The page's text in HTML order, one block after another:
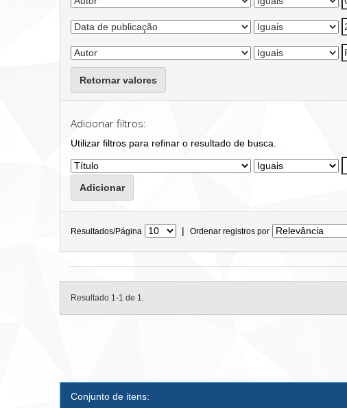
Retornar valores
Adicionar filtros:
Utilizar filtros para refinar o resultado de busca.
Resultados/Página | Ordenar registros por
Resultado 1-1 de 1.
Conjunto de itens: